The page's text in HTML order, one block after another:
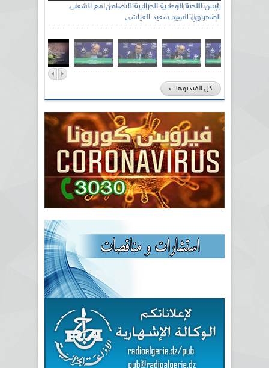
رئيس اللجنة الوطنية الجزائرية للتضامن مع الشعب
الصحراوي السيد سعيد العياشي
كل الفيديوهات